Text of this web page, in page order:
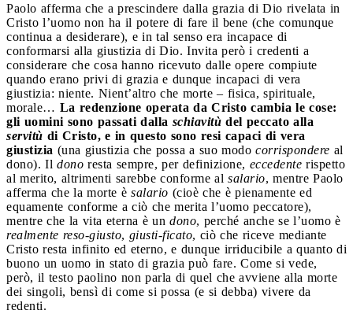
Paolo afferma che a prescindere dalla grazia di Dio rivelata in
Cristo l’uomo non ha il potere di fare il bene (che comunque
continua a desiderare), e in tal senso era incapace di
conformarsi alla giustizia di Dio. Invita però i credenti a
considerare che cosa hanno ricevuto dalle opere compiute
quando erano privi di grazia e dunque incapaci di vera
giustizia: niente. Nient’altro che morte – fisica, spirituale,
morale… La redenzione operata da Cristo cambia le cose:
gli uomini sono passati dalla schiavitù del peccato alla
servitù di Cristo, e in questo sono resi capaci di vera
giustizia (una giustizia che possa a suo modo corrispondere al
dono). Il dono resta sempre, per definizione, eccedente rispetto
al merito, altrimenti sarebbe conforme al salario, mentre Paolo
afferma che la morte è salario (cioè che è pienamente ed
equamente conforme a ciò che merita l’uomo peccatore),
mentre che la vita eterna è un dono, perché anche se l’uomo è
realmente reso-giusto, giusti-ficato, ciò che riceve mediante
Cristo resta infinito ed eterno, e dunque irriducibile a quanto di
buono un uomo in stato di grazia può fare. Come si vede,
però, il testo paolino non parla di quel che avviene alla morte
dei singoli, bensì di come si possa (e si debba) vivere da
redenti.